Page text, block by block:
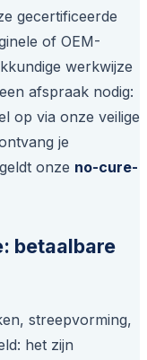
gecertificeerde
of OEM-
werkwijze
afspraak nodig:
op via onze veilige
je
onze no-cure-
betaalbare
streepvorming,
het zijn